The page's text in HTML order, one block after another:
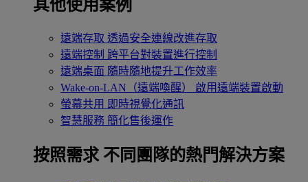
其他使用案例
遠端存取 透過安全連線改進存取
遠端控制 跨平台對裝置進行控制
遠端桌面 隨時隨地提升工作效率
Wake-on-LAN（遠端喚醒）
啟用遠端裝置啟動
螢幕共用 即時視覺化通訊
智慧服務 簡化售後運作
按照需求 不同團隊的熱門解決方案